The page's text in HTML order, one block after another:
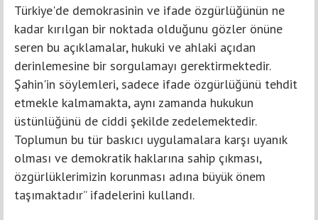
Türkiye'de demokrasinin ve ifade özgürlüğünün ne
kadar kırılgan bir noktada olduğunu gözler önüne
seren bu açıklamalar, hukuki ve ahlaki açıdan
derinlemesine bir sorgulamayı gerektirmektedir.
Şahin'in söylemleri, sadece ifade özgürlüğünü tehdit
etmekle kalmamakta, aynı zamanda hukukun
üstünlüğünü de ciddi şekilde zedelemektedir.
Toplumun bu tür baskıcı uygulamalara karşı uyanık
olması ve demokratik haklarına sahip çıkması,
özgürlüklerimizin korunması adına büyük önem
taşımaktadır” ifadelerini kullandı.